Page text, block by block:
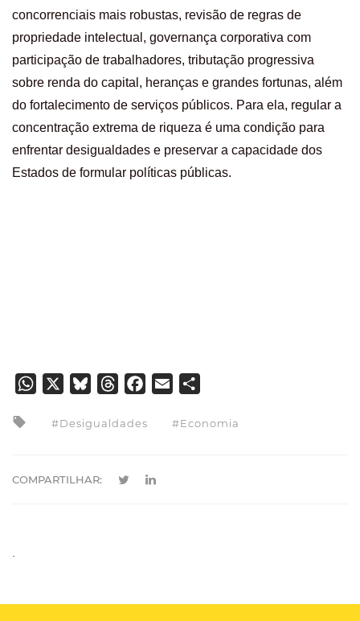
concorrenciais mais robustas, revisão de regras de
propriedade intelectual, governança corporativa com
participação de trabalhadores, tributação progressiva
sobre renda do capital, heranças e grandes fortunas, além
do fortalecimento de serviços públicos. Para ela, regular a
concentração extrema de riqueza é uma condição para
enfrentar desigualdades e preservar a capacidade dos
Estados de formular políticas públicas.
WhatsApp BlueskyThreadsFacebook
Email
Desigualdades Economia
COMPARTILHAR: